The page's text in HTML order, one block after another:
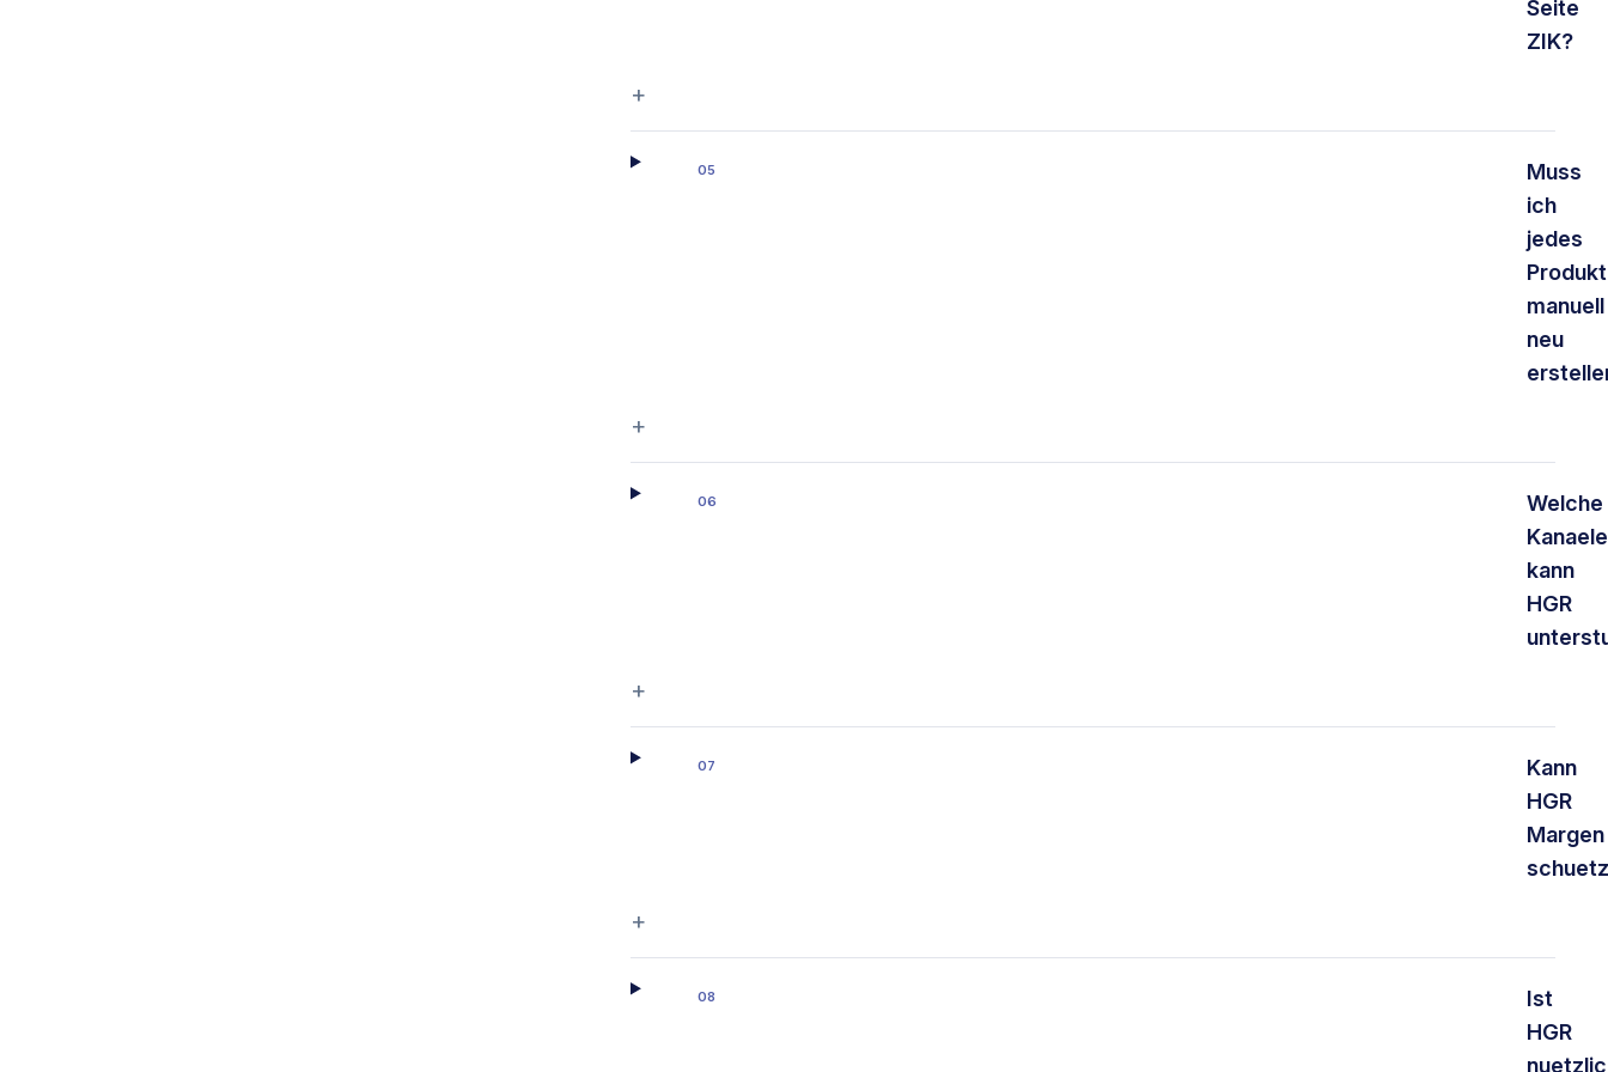
Seite
ZIK?
+
05
Muss
ich
jedes
Produkt
manuell
neu
+
06
Welche
Kanaele
kann
HGR
+
07
Kann
HGR
Margen
+
08
Ist
HGR